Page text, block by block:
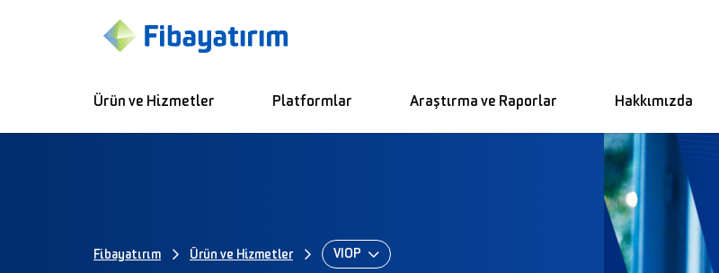
Ürün ve Hizmetler Platformlar Araştırma ve Raporlar Hakkımızda
Fibayatırım Ürün ve Hizmetler VİOP